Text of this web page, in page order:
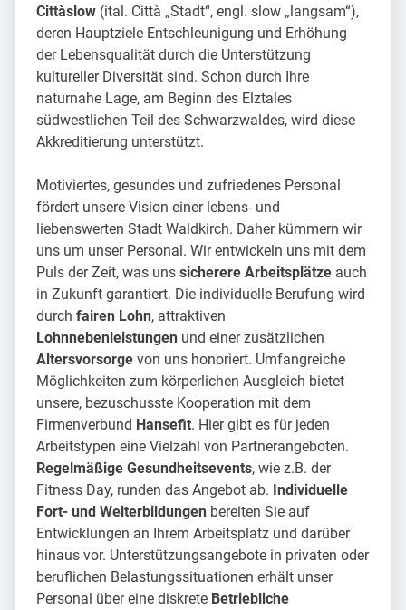
Cittàslow (ital. Città „Stadt“, engl. slow „langsam“),
deren Hauptziele Entschleunigung und Erhöhung
der Lebensqualität durch die Unterstützung
kultureller Diversität sind. Schon durch Ihre
naturnahe Lage, am Beginn des Elztales
südwestlichen Teil des Schwarzwaldes, wird diese
Akkreditierung unterstützt.
Motiviertes, gesundes und zufriedenes Personal
fördert unsere Vision einer lebens- und
liebenswerten Stadt Waldkirch. Daher kümmern wir
uns um unser Personal. Wir entwickeln uns mit dem
Puls der Zeit, was uns sicherere Arbeitsplätze auch
in Zukunft garantiert. Die individuelle Berufung wird
durch fairen Lohn, attraktiven
Lohnnebenleistungen und einer zusätzlichen
Altersvorsorge von uns honoriert. Umfangreiche
Möglichkeiten zum körperlichen Ausgleich bietet
unsere, bezuschusste Kooperation mit dem
Firmenverbund Hansefit. Hier gibt es für jeden
Arbeitstypen eine Vielzahl von Partnerangeboten.
Regelmäßige Gesundheitsevents, wie z.B. der
Fitness Day, runden das Angebot ab. Individuelle
Fort- und Weiterbildungen bereiten Sie auf
Entwicklungen an Ihrem Arbeitsplatz und darüber
hinaus vor. Unterstützungsangebote in privaten oder
beruflichen Belastungssituationen erhält unser
Personal über eine diskrete Betriebliche